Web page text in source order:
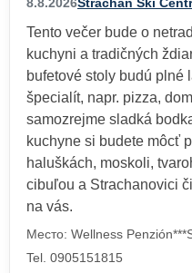
Tento večer bude o
kuchyni a tradičných
bufetové stoly budú plné
špecialít, napr. pizza,
samozrejme sladká
kuchyne si budete môcť
haluškách, moskoli,
cibuľou a Strachanovici
na vás.
Место: Wellness
Tel. 0905151815